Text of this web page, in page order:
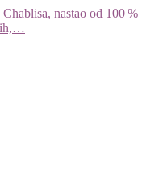
nastao od 100 %